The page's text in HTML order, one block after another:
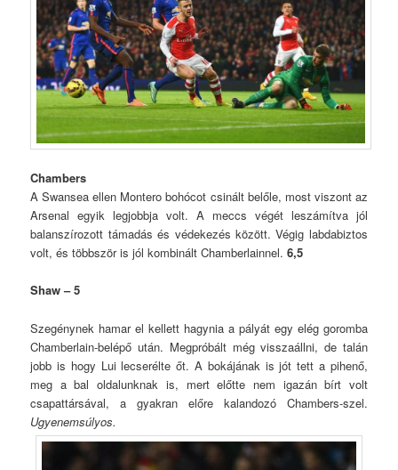
Chambers
A Swansea ellen Montero bohócot csinált belőle, most viszont az
Arsenal egyik legjobbja volt. A meccs végét leszámítva jól
balanszírozott támadás és védekezés között. Végig labdabiztos
volt, és többször is jól kombinált Chamberlainnel.6,5
Shaw – 5
Szegénynek hamar el kellett hagynia a pályát egy elég goromba
Chamberlain-belépő után. Megpróbált még visszaállni, de talán
jobb is hogy Lui lecserélte őt. A bokájának is jót tett a pihenő,
meg a bal oldalunknak is, mert előtte nem igazán bírt volt
csapattársával, a gyakran előre kalandozó Chambers-szel.
Ugyenemsúlyos.